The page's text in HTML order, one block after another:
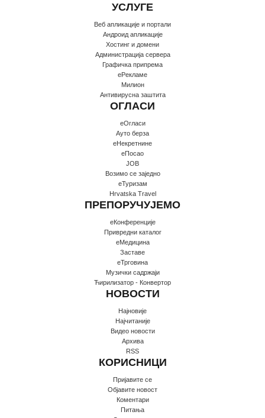
УСЛУГЕ
Веб апликације и портали
Андроид апликације
Хостинг и домени
Администрација сервера
Графичка припрема
еРекламе
Милион
Антивирусна заштита
ОГЛАСИ
еОгласи
Ауто берза
еНекретнине
еПосао
JOB
Возимо се заједно
еТуризам
Hrvatska Travel
ПРЕПОРУЧУЈЕМО
еКонференције
Привредни каталог
еМедицина
Заставе
еТрговина
Музички садржаји
Ћирилизатор - Конвертор
НОВОСТИ
Најновије
Најчитаније
Видео новости
Архива
RSS
КОРИСНИЦИ
Пријавите се
Oбјавите новост
Коментари
Питања